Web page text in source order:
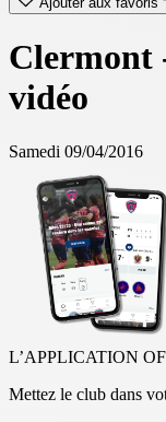
Clermont
vidéo
Samedi 09/04/2016
L’APPLICATION
Mettez le club dans